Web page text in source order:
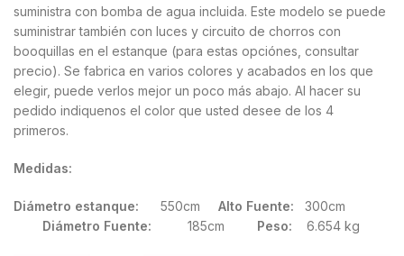
suministra con bomba de agua incluida. Este modelo se puede
suministrar también con luces y circuito de chorros con
booquillas en el estanque (para estas opciónes, consultar
precio). Se fabrica en varios colores y acabados en los que
elegir, puede verlos mejor un poco más abajo. Al hacer su
pedido indiquenos el color que usted desee de los 4
primeros.
Medidas:
Diámetro estanque: 550cmAlto Fuente: 300cm
Diámetro Fuente:
185cm Peso: 6.654 kg